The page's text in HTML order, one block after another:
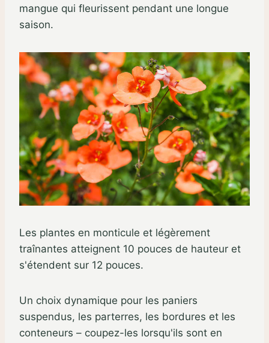
mangue qui fleurissent pendant une longue
saison.
Les plantes en monticule et légèrement
traînantes atteignent 10 pouces de hauteur et
s'étendent sur 12 pouces.
Un choix dynamique pour les paniers
suspendus, les parterres, les bordures et les
conteneurs – coupez-les lorsqu'ils sont en